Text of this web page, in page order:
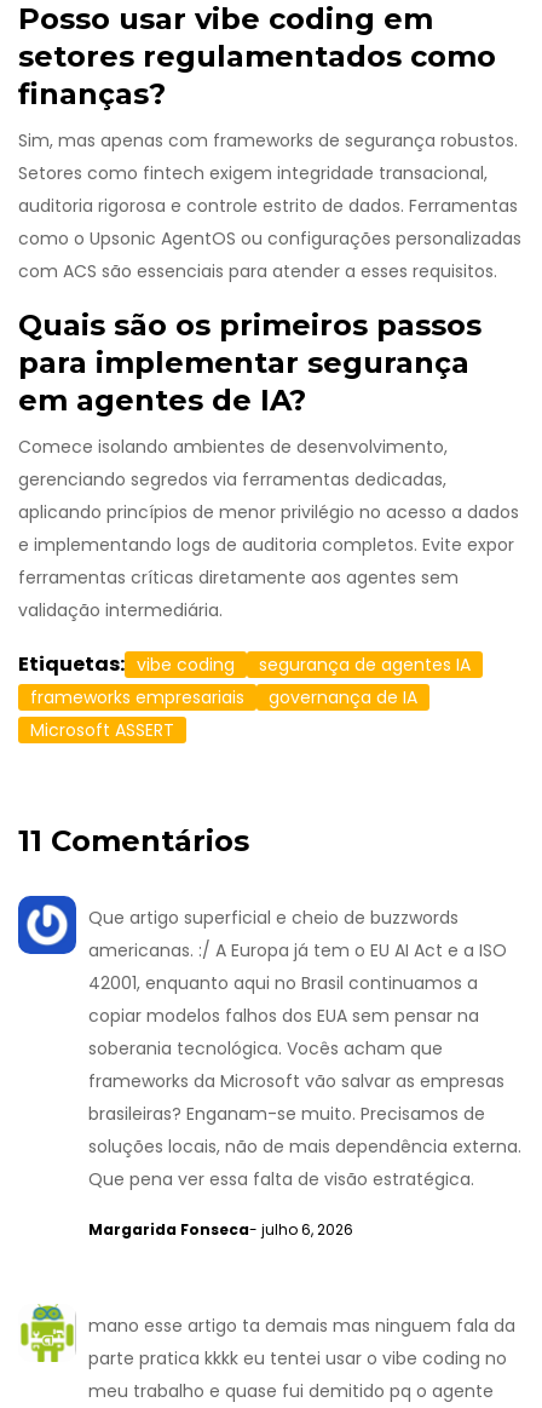
Posso usar vibe coding em
setores regulamentados como
finanças?
Sim, mas apenas com frameworks de segurança robustos.
Setores como fintech exigem integridade transacional,
auditoria rigorosa e controle estrito de dados. Ferramentas
como o Upsonic AgentOS ou configurações personalizadas
com ACS são essenciais para atender a esses requisitos.
Quais são os primeiros passos
para implementar segurança
em agentes de IA?
Comece isolando ambientes de desenvolvimento,
gerenciando segredos via ferramentas dedicadas,
aplicando princípios de menor privilégio no acesso a dados
e implementando logs de auditoria completos. Evite expor
ferramentas críticas diretamente aos agentes sem
validação intermediária.
Etiquetas: vibe coding
segurança de agentes IA
frameworks empresariais
governança de IA
Microsoft ASSERT
11 Comentários
Que artigo superficial e cheio de buzzwords
americanas. :/ A Europa já tem o EU AI Act e a ISO
42001, enquanto aqui no Brasil continuamos a
copiar modelos falhos dos EUA sem pensar na
soberania tecnológica. Vocês acham que
frameworks da Microsoft vão salvar as empresas
brasileiras? Enganam-se muito. Precisamos de
soluções locais, não de mais dependência externa.
Que pena ver essa falta de visão estratégica.
Margarida Fonseca- julho 6, 2026
mano esse artigo ta demais mas ninguem fala da
parte pratica kkkk eu tentei usar o vibe coding no
meu trabalho e quase fui demitido pq o agente